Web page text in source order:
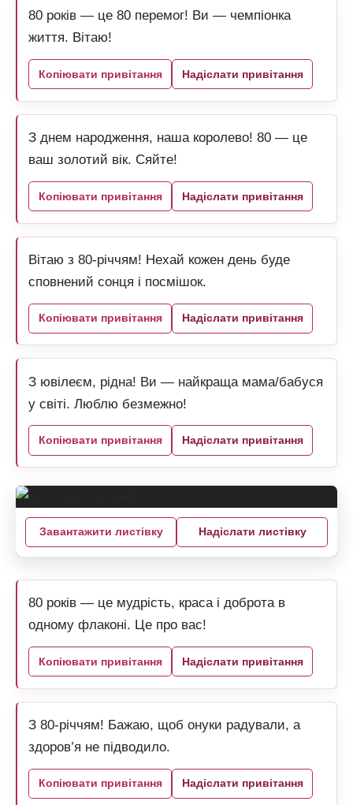
80 років — це 80 перемог! Ви — чемпіонка
життя. Вітаю!
Копіювати привітання Надіслати привітання
З днем народження, наша королево! 80 — це
ваш золотий вік. Сяйте!
Копіювати привітання Надіслати привітання
Вітаю з 80-річчям! Нехай кожен день буде
сповнений сонця і посмішок.
Копіювати привітання Надіслати привітання
З ювілеєм, рідна! Ви — найкраща мама/бабуся
у світі. Люблю безмежно!
Копіювати привітання Надіслати привітання
Завантажити листівку Надіслати листівку
80 років — це мудрість, краса і доброта в
одному флаконі. Це про вас!
Копіювати привітання Надіслати привітання
З 80-річчям! Бажаю, щоб онуки радували, а
здоров’я не підводило.
Копіювати привітання Надіслати привітання